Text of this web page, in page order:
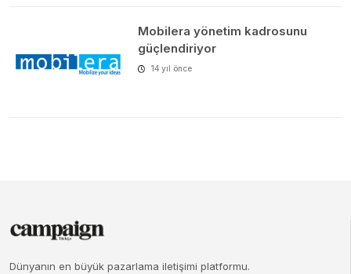
Mobilera yönetim kadrosunu
güçlendiriyor
14 yıl önce
Dünyanın en büyük pazarlama iletişimi platformu.